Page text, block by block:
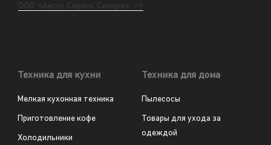
Техника для кухни
Мелкая кухонная техника
Приготовление кофе
Холодильники
Техника для дома
Пылесосы
Товары для ухода за
одеждой